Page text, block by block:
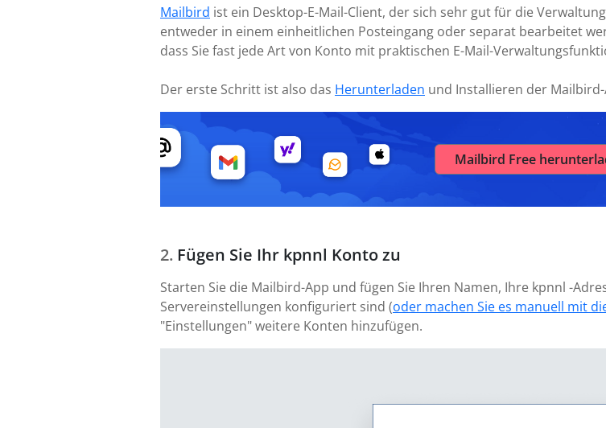
Mailbird ist ein Desktop-E-Mail-Client, der sich sehr gut für die
entweder in einem einheitlichen Posteingang oder separat bearbeitet
dass Sie fast jede Art von Konto mit praktischen E-Mail-
Der erste Schritt ist also das Herunterladen und Installieren der
Mailbird Free
Fügen Sie Ihr kpnnl Konto zu
Starten Sie die Mailbird-App und fügen Sie Ihren Namen, Ihre kpnnl -
Servereinstellungen konfiguriert sind (oder machen Sie es manuell mit
"Einstellungen" weitere Konten hinzufügen.